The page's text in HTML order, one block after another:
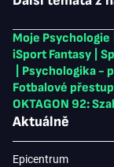
Moje Psychologie
iSport Fantasy
Psychologika -
Fotbalové
OKTAGON 92:
Aktuálně
Epicentrum